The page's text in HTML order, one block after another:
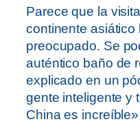
Parece que la
continente asiático
preocupado. Se
auténtico baño de
explicado en un
gente inteligente y
China es